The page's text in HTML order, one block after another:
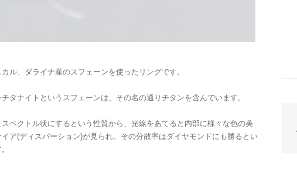
ル、ダライナ産のスフェーンを使ったリングです。
タナイトというスフェーンは、その名の通りチタンを含んでいます。
ペクトル状にするという性質から、光線をあてると内部に様々な色の美
イア(ディスパーション)が見られ、その分散率はダイヤモンドにも勝るとい